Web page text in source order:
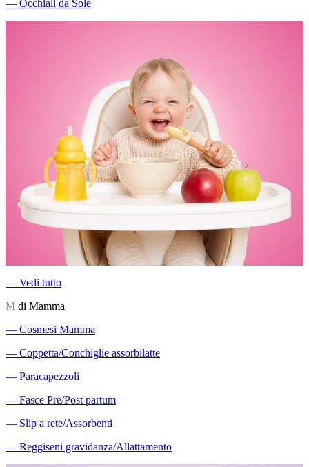
― Occhiali da Sole
― Vedi tutto
M di Mamma
― Cosmesi Mamma
― Coppetta/Conchiglie assorbilatte
― Paracapezzoli
― Fasce Pre/Post partum
― Slip a rete/Assorbenti
― Reggiseni gravidanza/Allattamento